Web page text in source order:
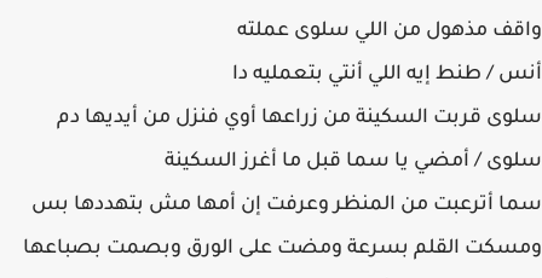
واقف مذهول من اللي سلوى عملته
أنس / طنط إيه اللي أنتي بتعمليه دا
سلوى قربت السكينة من زراعها أوي فنزل من أيديها دم
سلوى / أمضي يا سما قبل ما أغرز السكينة
سما أترعبت من المنظر وعرفت إن أمها مش بتهددها بس
ومسكت القلم بسرعة ومضت على الورق وبصمت بصباعها